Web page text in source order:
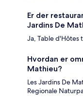
Er der
Jardins De
Ja, Table d'Hôtes
Hvordan er
Mathieu?
Les Jardins De
Regionale